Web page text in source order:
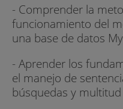
- Comprender la
funcionamiento del
una base de datos
- Aprender los
el manejo de
búsquedas y